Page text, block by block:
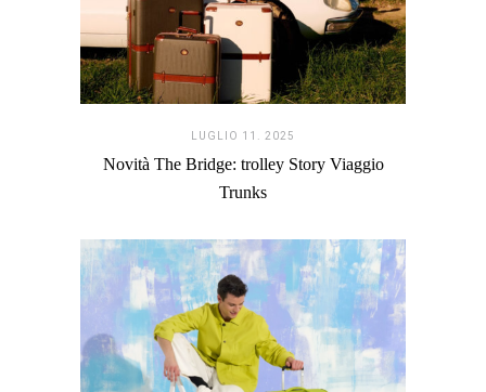
LUGLIO 11. 2025
Novità The Bridge: trolley Story Viaggio
Trunks